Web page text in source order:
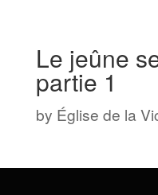
Le jeûne
partie 1
by Église de la